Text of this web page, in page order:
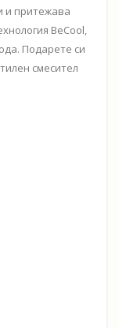
и притежава
BeCool,
Подарете си
смесител